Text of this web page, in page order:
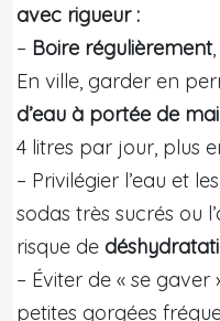
avec rigueur :
– Boire régulièrement
En ville, garder en
d’eau à portée de
4 litres par jour, plus
– Privilégier l’eau et
sodas très sucrés ou
risque de
– Éviter de « se gaver
petites gorgées